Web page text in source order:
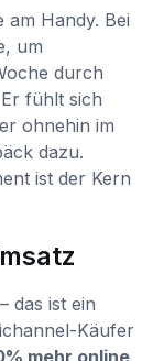
am Handy. Bei
um
durch
fühlt sich
ohnehin im
dazu.
ist der Kern
das ist ein
Käufer